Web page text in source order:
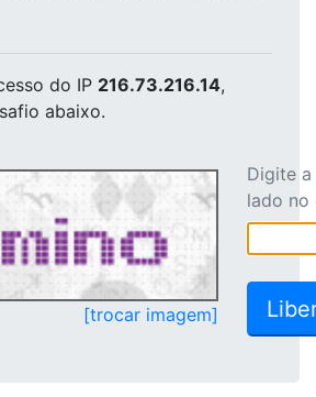
do IP 216.73.216.14,
abaixo.
[trocar imagem]
Digite
lado no